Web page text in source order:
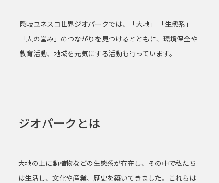
隠岐ユネスコ世界ジオパークでは、「大地」 「生態系」
「人の営み」のつながりを見つけるとともに、環境保全や
教育活動、地域を元気にする活動も行っています。
ジオパークとは
大地の上に動植物などの生態系が存在し、その中で私たち
は生活し、文化や産業、歴史を築いてきました。これらは